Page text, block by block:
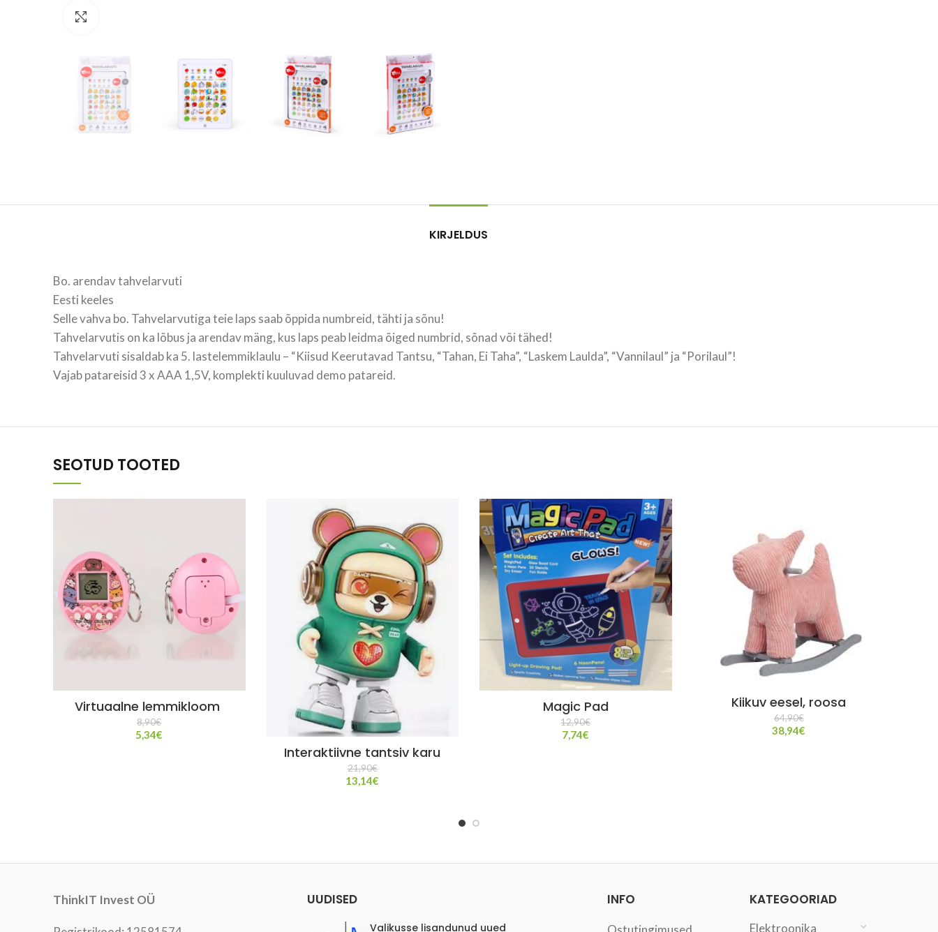
KIRJELDUS
Bo. arendav tahvelarvuti
Eesti keeles
Selle vahva bo. Tahvelarvutiga teie laps saab õppida numbreid, tähti ja sõnu!
Tahvelarvutis on ka lõbus ja arendav mäng, kus laps peab leidma õiged numbrid, sõnad või tähed!
Tahvelarvuti sisaldab ka 5. lastelemmiklaulu – “Kiisud Keerutavad Tantsu, “Tahan, Ei Taha”, “Laskem Laulda”, “Vannilaul” ja “Porilaul”!
Vajab patareisid 3 x AAA 1,5V, komplekti kuuluvad demo patareid.
SEOTUD TOOTED
Virtuaalne lemmikloom
8,90€
5,34€
Interaktiivne tantsiv karu
21,90€
13,14€
Magic Pad
12,90€
7,74€
Kiikuv eesel, roosa
64,90€
38,94€
ThinkIT Invest OÜ UUDISED
Valikusse lisandunud uued
INFO KATEGOORIAD
Elektroonika